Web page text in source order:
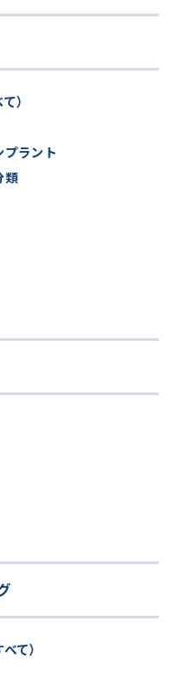
）
プラント
類
て）